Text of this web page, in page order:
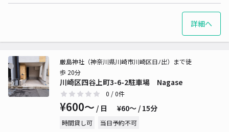
詳細へ
川崎区四谷上町3-6-2駐車場 Nagase
厳島神社（神奈川県川崎市川崎区日ﾉ出）まで徒
歩 20分
0 / 0件
¥600〜 / 日 ¥60〜 / 15分
時間貸し可 当日予約不可